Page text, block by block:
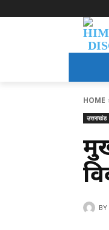
HOME
उत्तराखंड
BY